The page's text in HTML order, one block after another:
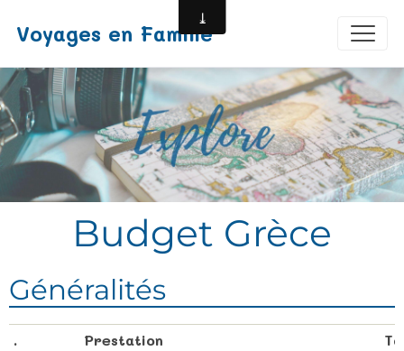
Voyages en Famille
Budget Grèce
Généralités
. Prestation